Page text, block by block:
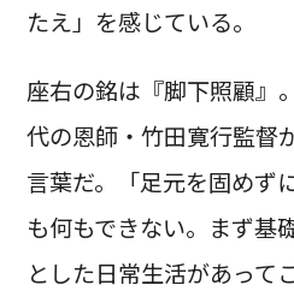
たえ」を感じている。
座右の銘は『脚下照顧』
代の恩師・竹田寛行監督
言葉だ。「足元を固めず
も何もできない。まず基
とした日常生活があって